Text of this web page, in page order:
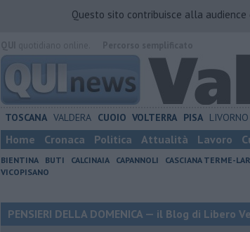
Questo sito contribuisce alla audience
TOSCANA VALDERA CUOIO VOLTERRA PISA LIVORNO
Home Cronaca Politica Attualità Lavoro
BIENTINA BUTI CALCINAIA CAPANNOLI CASCIANA TERME-
VICOPISANO
PENSIERI DELLA DOMENICA — il Blog di Libero